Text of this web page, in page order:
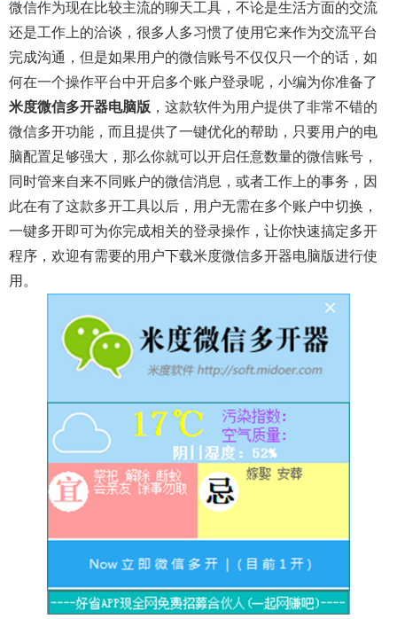
微信作为现在比较主流的聊天工具，不论是生活方面的交流
还是工作上的洽谈，很多人多习惯了使用它来作为交流平台
完成沟通，但是如果用户的微信账号不仅仅只一个的话，如
何在一个操作平台中开启多个账户登录呢，小编为你准备了
米度微信多开器电脑版 ，这款软件为用户提供了非常不错的
微信多开功能，而且提供了一键优化的帮助，只要用户的电
脑配置足够强大，那么你就可以开启任意数量的微信账号，
同时管来自来不同账户的微信消息，或者工作上的事务，因
此在有了这款多开工具以后，用户无需在多个账户中切换，
一键多开即可为你完成相关的登录操作，让你快速搞定多开
程序，欢迎有需要的用户下载米度微信多开器电脑版进行使
用。